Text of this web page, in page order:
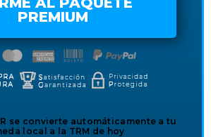
PREMIUM
se convierte automáticamente a tu
local a la TRM de hoy